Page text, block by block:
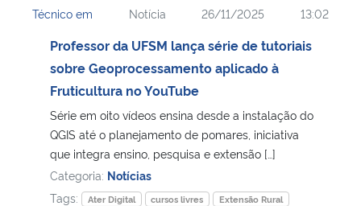
Ministério da Cidadania
Ministério de Minas e Energia
Ministério da Ciência, Tecnologia, Inovações e Comunicações
Ministério do Meio Ambiente
Técnico em Notícia 26/11/2025 13:02
Professor da UFSM lança série de tutoriais
sobre Geoprocessamento aplicado à
Fruticultura no YouTube
Série em oito vídeos ensina desde a instalação do
QGIS até o planejamento de pomares, iniciativa
que integra ensino, pesquisa e extensão […]
Categoria: Notícias
Tags:
Ater Digital cursos livres
Extensão Rural